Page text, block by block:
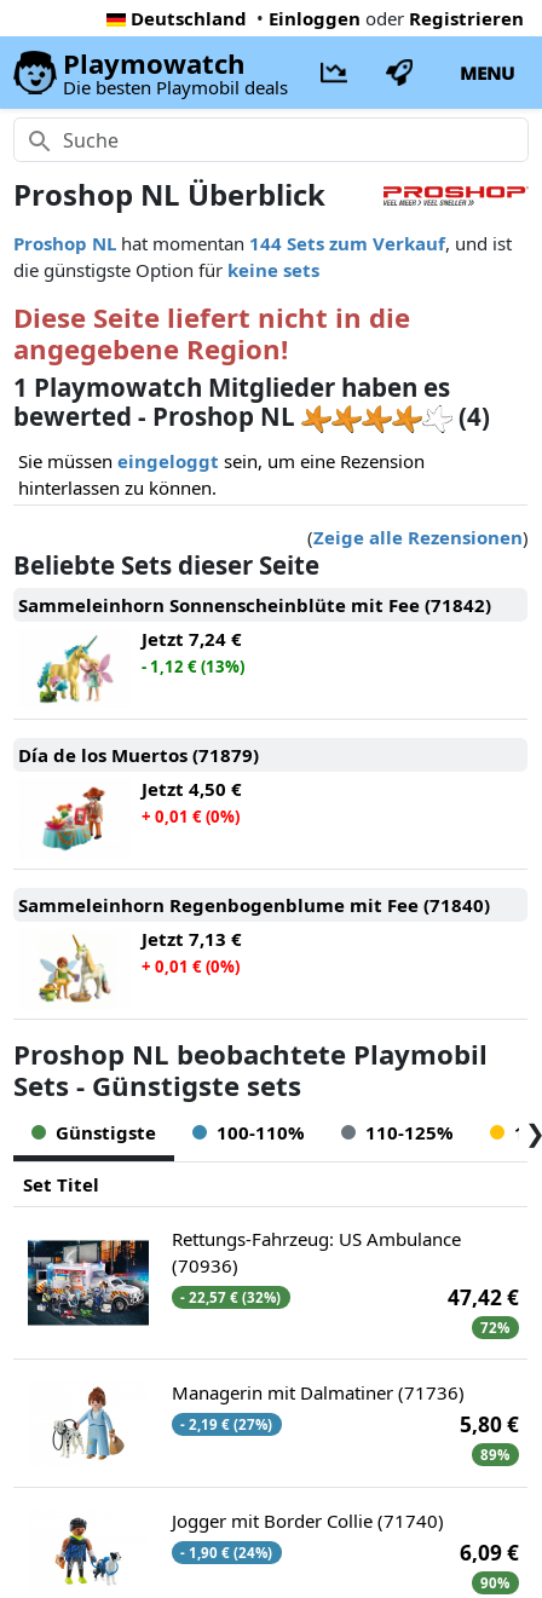
Deutschland • Einloggen oder Registrieren
Playmowatch
Die besten Playmobil deals
MENU
Proshop NL Überblick
Proshop NL hat momentan 144 Sets zum Verkauf, und ist
die günstigste Option für keine sets
Diese Seite liefert nicht in die
angegebene Region!
1 Playmowatch Mitglieder haben es
bewerted - Proshop NL
(4)
Sie müssen eingeloggt sein, um eine Rezension
hinterlassen zu können.
(Zeige alle Rezensionen)
Beliebte Sets dieser Seite
Sammeleinhorn Sonnenscheinblüte mit Fee (71842)
Jetzt 7,24 €
- 1,12 € (13%)
Día de los Muertos (71879)
Jetzt 4,50 €
+ 0,01 € (0%)
Sammeleinhorn Regenbogenblume mit Fee (71840)
Jetzt 7,13 €
+ 0,01 € (0%)
Proshop NL beobachtete Playmobil
Sets - Günstigste sets
Günstigste 100-110% 110-125%
Set Titel
Rettungs-Fahrzeug: US Ambulance
(70936)
- 22,57 € (32%) 47,42 €
72%
Managerin mit Dalmatiner (71736)
- 2,19 € (27%) 5,80 €
89%
Jogger mit Border Collie (71740)
- 1,90 € (24%) 6,09 €
90%